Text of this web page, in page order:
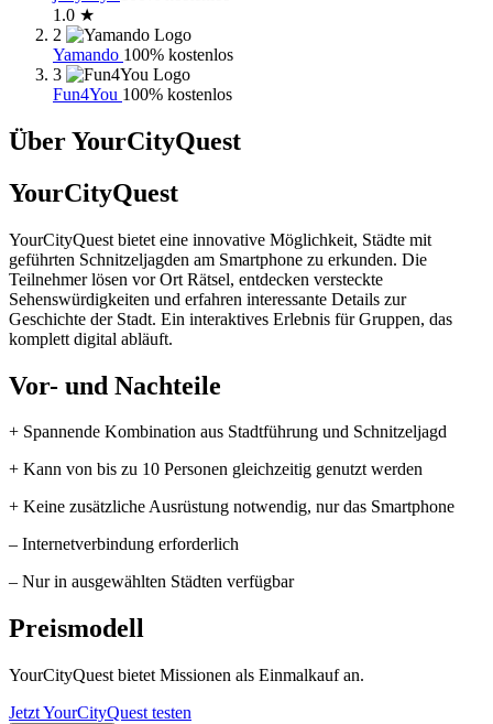
1.0 ★
2
Yamando 100% kostenlos
3
Fun4You 100% kostenlos
Über YourCityQuest
YourCityQuest
YourCityQuest bietet eine innovative Möglichkeit, Städte mit
geführten Schnitzeljagden am Smartphone zu erkunden. Die
Teilnehmer lösen vor Ort Rätsel, entdecken versteckte
Sehenswürdigkeiten und erfahren interessante Details zur
Geschichte der Stadt. Ein interaktives Erlebnis für Gruppen, das
komplett digital abläuft.
Vor- und Nachteile
+ Spannende Kombination aus Stadtführung und Schnitzeljagd
+ Kann von bis zu 10 Personen gleichzeitig genutzt werden
+ Keine zusätzliche Ausrüstung notwendig, nur das Smartphone
– Internetverbindung erforderlich
– Nur in ausgewählten Städten verfügbar
Preismodell
YourCityQuest bietet Missionen als Einmalkauf an.
Jetzt YourCityQuest testen